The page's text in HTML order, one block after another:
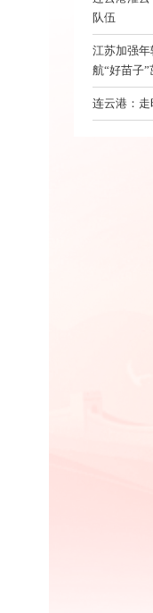
队伍
江苏加强年
航“好苗子”
连云港：走